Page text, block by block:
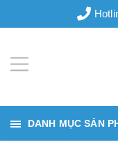
DANH MỤC SẢN